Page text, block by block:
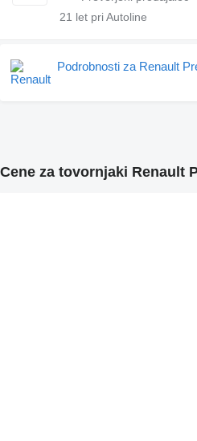
21 let pri Autoline
Podrobnosti za Renault
Cene za tovornjaki Renault